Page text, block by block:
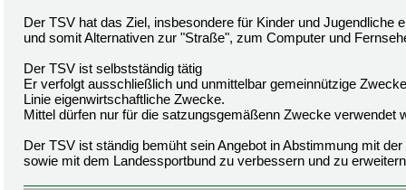
Der TSV hat das Ziel, insbesondere für Kinder und Jugendliche
und somit Alternativen zur "Straße", zum Computer und
Der TSV ist selbstständig tätig
Er verfolgt ausschließlich und unmittelbar gemeinnützige
Linie eigenwirtschaftliche Zwecke.
Mittel dürfen nur für die satzungsgemäßenn Zwecke verwendet
Der TSV ist ständig bemüht sein Angebot in Abstimmung mit
sowie mit dem Landessportbund zu verbessern und zu